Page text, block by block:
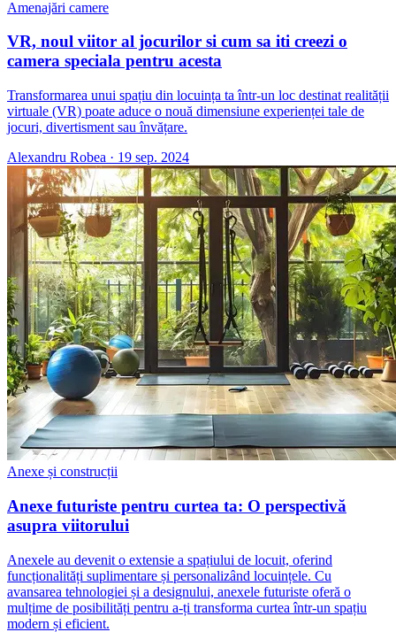
Amenajări camere
VR, noul viitor al jocurilor si cum sa iti creezi o
camera speciala pentru acesta
Transformarea unui spațiu din locuința ta într-un loc destinat realității
virtuale (VR) poate aduce o nouă dimensiune experienței tale de
jocuri, divertisment sau învățare.
Alexandru Robea · 19 sep. 2024
Anexe și construcții
Anexe futuriste pentru curtea ta: O perspectivă
asupra viitorului
Anexele au devenit o extensie a spațiului de locuit, oferind
funcționalități suplimentare și personalizând locuințele. Cu
avansarea tehnologiei și a designului, anexele futuriste oferă o
mulțime de posibilități pentru a-ți transforma curtea într-un spațiu
modern și eficient.